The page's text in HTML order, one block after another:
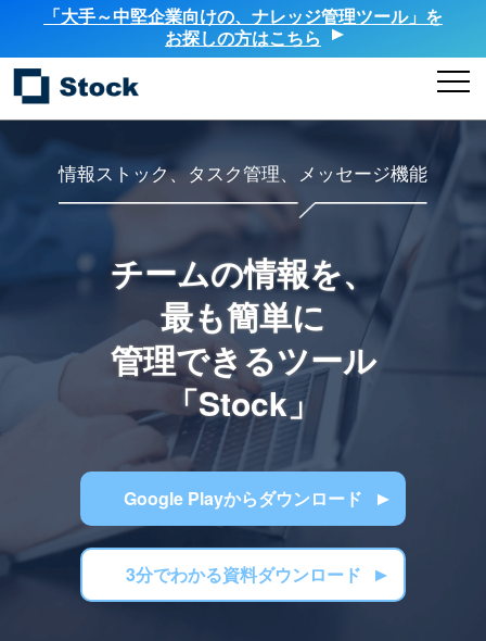
「大手～中堅企業向けの、ナレッジ管理ツール」を
お探しの方はこちら
情報ストック、タスク管理、メッセージ機能
チームの情報を、
最も簡単に
管理できるツール
「Stock」
Google Playからダウンロード
3分でわかる資料ダウンロード